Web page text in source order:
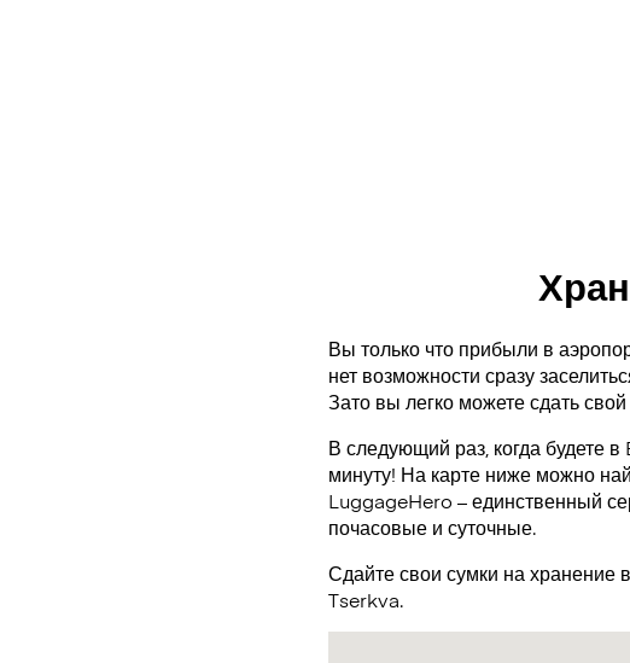
Вы только что прибыли в
нет возможности сразу
Зато вы легко можете сдать
В следующий раз, когда будете
минуту! На карте ниже можно
LuggageHero – единственный
почасовые и суточные.
Сдайте свои сумки на хранение
Tserkva.